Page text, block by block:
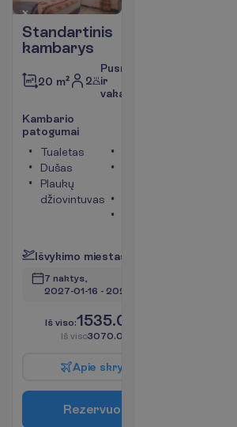
Standartinis
kambarys
20 m² 2
Pusryčiai
ir
vakarienė
Kambario
patogumai
Tualetas
Dušas
Plaukų
džiovintuvas
Išvykimo miestas
7 naktys,
2027-01-16 - 2027-01-23
Iš viso:1535.00
Iš viso3070.00
Apie skry
Rezervuo